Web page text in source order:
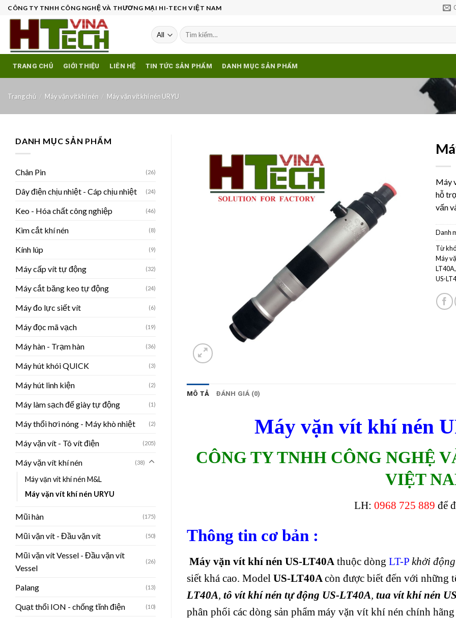
Skip
content
CÔNG TY TNHH CÔNG NGHỆ VÀ THƯƠNG MẠI HI-TECH VIỆT NAM
Tìm
kiếm:
TRANG CHỦ GIỚI THIỆU LIÊN HỆ TIN TỨC SẢN PHẨM DANH MỤC SẢN PHẨM
Trang chủ / Máy vặn vít khí nén / Máy vặn vít khí nén URYU
DANH MỤC SẢN PHẨM
Chân Pin (26)
Dây điện chịu nhiệt - Cáp chịu nhiệt (24)
Keo - Hóa chất công nghiệp (46)
Kìm cắt khí nén (8)
Kính lúp (9)
Máy cấp vít tự động (32)
Máy cắt băng keo tự động (24)
Máy đo lực siết vít (6)
Máy đọc mã vạch (19)
Máy hàn - Trạm hàn (36)
Máy hút khói QUICK (3)
Máy hút linh kiện (2)
Máy làm sạch đế giày tự động (1)
Máy thổi hơi nóng - Máy khò nhiệt (2)
Máy vặn vít - Tô vít điện (205)
Máy vặn vít khí nén (38)
Máy vặn vít khí nén M&L
Máy vặn vít khí nén URYU
Mũi hàn (175)
Mũi vặn vít - Đầu vặn vít (50)
Mũi vặn vít Vessel - Đầu vặn vít
Vessel
(26)
Palang (13)
Quạt thổi ION - chống tĩnh điện (10)
Máy
hỗ
vấn
Danh
Từ
Máy
LT40A
US-
MÔ TẢ ĐÁNH GIÁ (0)
Máy vặn vít khí nén
CÔNG TY TNHH CÔNG NGHỆ
VIỆT
LH: 0968 725 889 để
Thông tin cơ bản :
Máy vặn vít khí nén US-LT40A thuộc dòng LT-P khởi
siết khá cao. Model US-LT40A còn được biết đến với những
LT40A, tô vít khí nén tự động US-LT40A, tua vít khí nén
phân phối các dòng sản phẩm máy vặn vít khí nén chính